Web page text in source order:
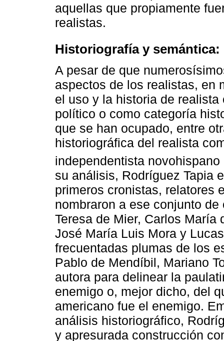
aquellas que propiamente
realistas.
Historiografía y
A pesar de que
aspectos de los realistas, en
el uso y la historia de
político o como categoría
que se han ocupado, entre
historiográfica del realista
independentista
su análisis, Rodríguez Tapia
primeros cronistas, relatores
nombraron a ese conjunto
Teresa de Mier, Carlos María
José María Luis Mora y
frecuentadas plumas de los
Pablo de Mendíbil, Mariano
autora para delinear la
enemigo o, mejor dicho, del
americano fue el enemigo.
análisis historiográfico,
y apresurada construcción